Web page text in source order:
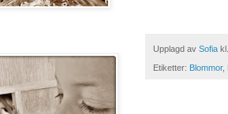
Upplagd av Sofia kl.
Etiketter: Blommor,